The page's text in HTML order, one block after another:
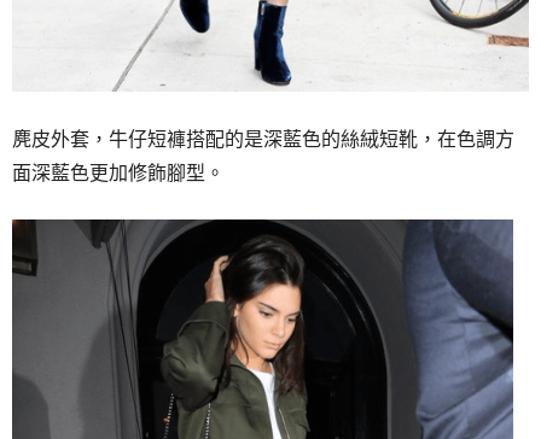
麂皮外套，牛仔短褲搭配的是深藍色的絲絨短靴，在色調方
面深藍色更加修飾腳型。